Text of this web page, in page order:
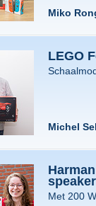
Miko
LEGO
Michel
speaker
Met 200